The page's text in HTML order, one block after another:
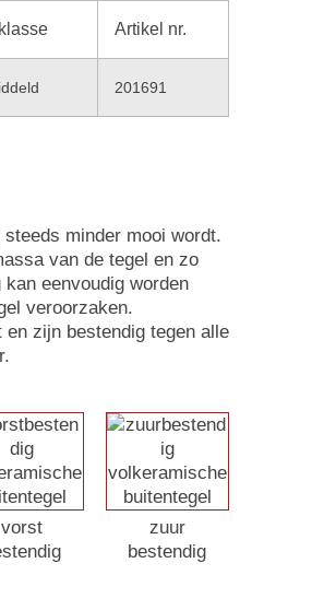
Artikel nr.
201691
minder mooi wordt.
van de tegel en zo
eenvoudig worden
veroorzaken.
zijn bestendig tegen alle
vorst
zuur
bestendig